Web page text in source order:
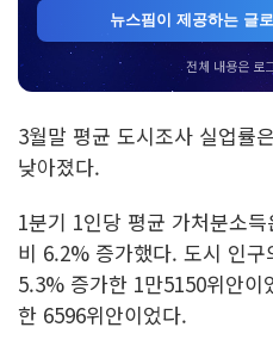
뉴스핌이 제공하는 글
전체 내용은 로
3월말 평균 도시조사 실업률
낮아졌다.
1분기 1인당 평균 가처분소
비 6.2% 증가했다. 도시 인
5.3% 증가한 1만5150위안
한 6596위안이었다.